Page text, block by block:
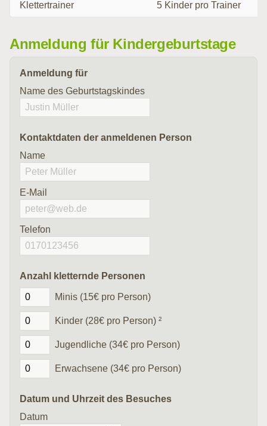
Klettertrainer 5 Kinder pro Trainer
Anmeldung für Kindergeburtstage
Anmeldung für
Name des Geburtstagskindes
Kontaktdaten der anmeldenen Person
Name
E-Mail
Telefon
Anzahl kletternde Personen
Minis (15€ pro Person)
Kinder (28€ pro Person) ²
Jugendliche (34€ pro Person)
Erwachsene (34€ pro Person)
Datum und Uhrzeit des Besuches
Datum